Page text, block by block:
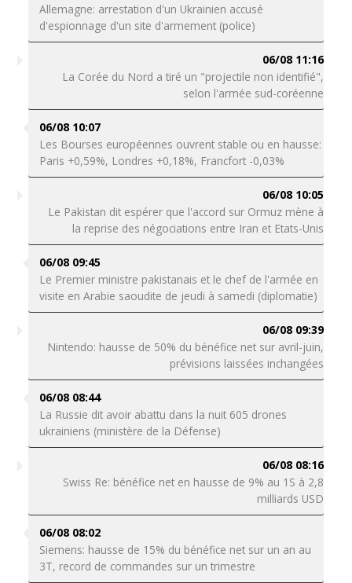
Allemagne: arrestation d'un Ukrainien accusé
d'espionnage d'un site d'armement (police)
06/08 11:16
La Corée du Nord a tiré un "projectile non identifié",
selon l'armée sud-coréenne
06/08 10:07
Les Bourses européennes ouvrent stable ou en hausse:
Paris +0,59%, Londres +0,18%, Francfort -0,03%
06/08 10:05
Le Pakistan dit espérer que l'accord sur Ormuz mène à
la reprise des négociations entre Iran et Etats-Unis
06/08 09:45
Le Premier ministre pakistanais et le chef de l'armée en
visite en Arabie saoudite de jeudi à samedi (diplomatie)
06/08 09:39
Nintendo: hausse de 50% du bénéfice net sur avril-juin,
prévisions laissées inchangées
06/08 08:44
La Russie dit avoir abattu dans la nuit 605 drones
ukrainiens (ministère de la Défense)
06/08 08:16
Swiss Re: bénéfice net en hausse de 9% au 1S à 2,8
milliards USD
06/08 08:02
Siemens: hausse de 15% du bénéfice net sur un an au
3T, record de commandes sur un trimestre